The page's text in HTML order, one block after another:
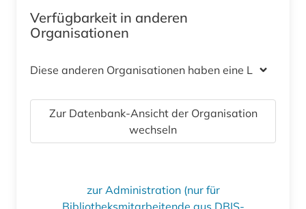
Verfügbarkeit in anderen
Organisationen
Diese anderen Organisationen haben eine Lizenz
Zur Datenbank-Ansicht der Organisation
wechseln
zur Administration (nur für